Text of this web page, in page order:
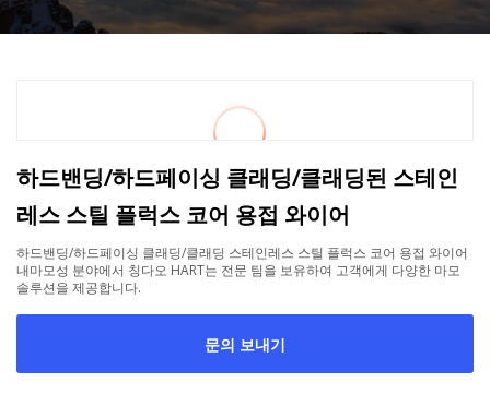
하드밴딩/하드페이싱 클래딩/클래딩된 스테인
레스 스틸 플럭스 코어 용접 와이어
하드밴딩/하드페이싱 클래딩/클래딩 스테인레스 스틸 플럭스 코어 용접 와이어
내마모성 분야에서 칭다오 HART는 전문 팀을 보유하여 고객에게 다양한 마모
솔루션을 제공합니다.
문의 보내기